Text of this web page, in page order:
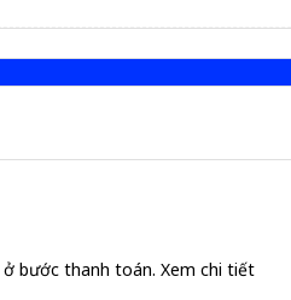
ở bước thanh toán. Xem chi tiết